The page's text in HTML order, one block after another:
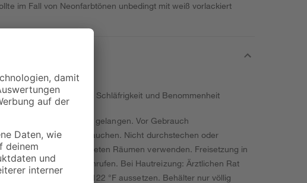
im Fall von Neonfarbtönen unbedingt mit weiß vorlackiert
Hautreizungen. Kann Schläfrigkeit und Benommenheit
Hände von Kindern gelangen. Vor Gebrauch
fernhalten. Nicht rauchen. Nicht durchstechen oder
oder in gut belüfteten Räumen verwenden. Freisetzung in
Arzt anrufen. Bei Hautreizung: Ärztlichen Rat
über 50 °C / 122 °F aussetzen. Behälter nur völlig